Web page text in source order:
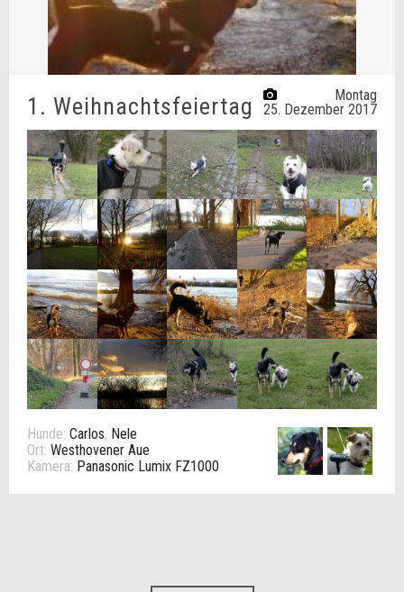
Montag
25. Dezember 2017
1. Weihnachtsfeiertag
Hunde: Carlos, Nele
Ort: Westhovener Aue
Kamera: Panasonic Lumix FZ1000